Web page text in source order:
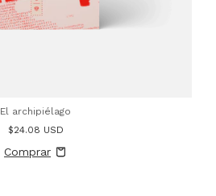
El archipiélago
$24.08 USD